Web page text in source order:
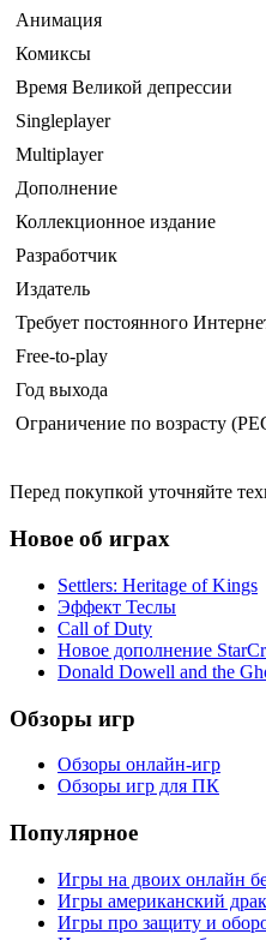
Анимация
Комиксы
Время Великой депрессии
Singleplayer
Multiplayer
Дополнение
Коллекционное издание
Разработчик
Издатель
Требует постоянного
Free-to-play
Год выхода
Ограничение по возрасту
Перед покупкой уточняйте
Новое об играх
Settlers: Heritage of Kings
Эффект Теслы
Call of Duty
Новое дополнение
Donald Dowell and the
Обзоры игр
Обзоры онлайн-игр
Обзоры игр для ПК
Популярное
Игры на двоих онлайн
Игры американский
Игры про защиту и